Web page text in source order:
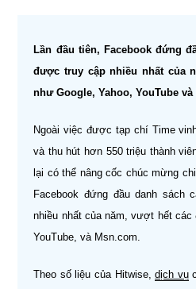
Lần đầu tiên, Facebook đứng
được truy cập nhiều nhất của
như Google, Yahoo, YouTube và
Ngoài việc được tạp chí Time
và thu hút hơn 550 triệu thành
lại có thể nâng cốc chúc mừng
Facebook đứng đầu danh sách
nhiều nhất của năm, vượt hết các
YouTube, và Msn.com.
Theo số liệu của Hitwise,dịch vụ